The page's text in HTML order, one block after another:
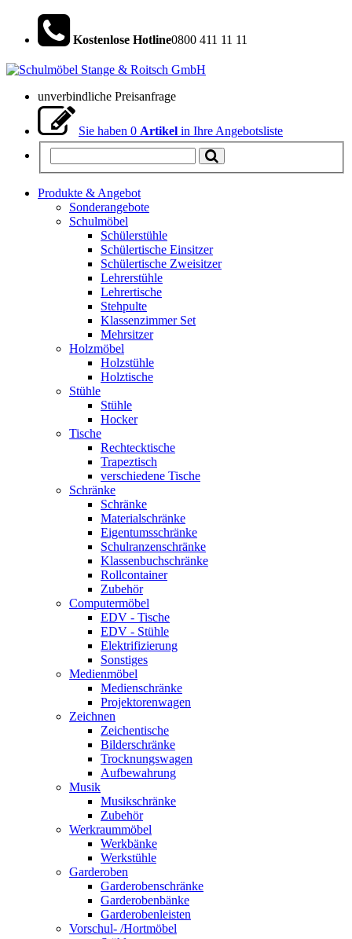
Kostenlose Hotline0800 411 11 11
unverbindliche Preisanfrage
Sie haben 0 Artikel in Ihre Angebotsliste
Produkte & Angebot
Sonderangebote
Schulmöbel
Schülerstühle
Schülertische Einsitzer
Schülertische Zweisitzer
Lehrerstühle
Lehrertische
Stehpulte
Klassenzimmer Set
Mehrsitzer
Holzmöbel
Holzstühle
Holztische
Stühle
Stühle
Hocker
Tische
Rechtecktische
Trapeztisch
verschiedene Tische
Schränke
Schränke
Materialschränke
Eigentumsschränke
Schulranzenschränke
Klassenbuchschränke
Rollcontainer
Zubehör
Computermöbel
EDV - Tische
EDV - Stühle
Elektrifizierung
Sonstiges
Medienmöbel
Medienschränke
Projektorenwagen
Zeichnen
Zeichentische
Bilderschränke
Trocknungswagen
Aufbewahrung
Musik
Musikschränke
Zubehör
Werkraummöbel
Werkbänke
Werkstühle
Garderoben
Garderobenschränke
Garderobenbänke
Garderobenleisten
Vorschul- /Hortmöbel